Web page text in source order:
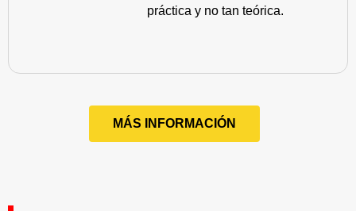
práctica y no tan teórica.
MÁS INFORMACIÓN